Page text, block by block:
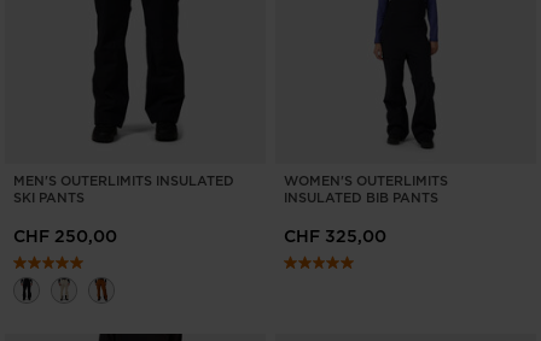
MEN'S OUTERLIMITS INSULATED
SKI PANTS
CHF 250,00
WOMEN'S OUTERLIMITS
INSULATED BIB PANTS
CHF 325,00